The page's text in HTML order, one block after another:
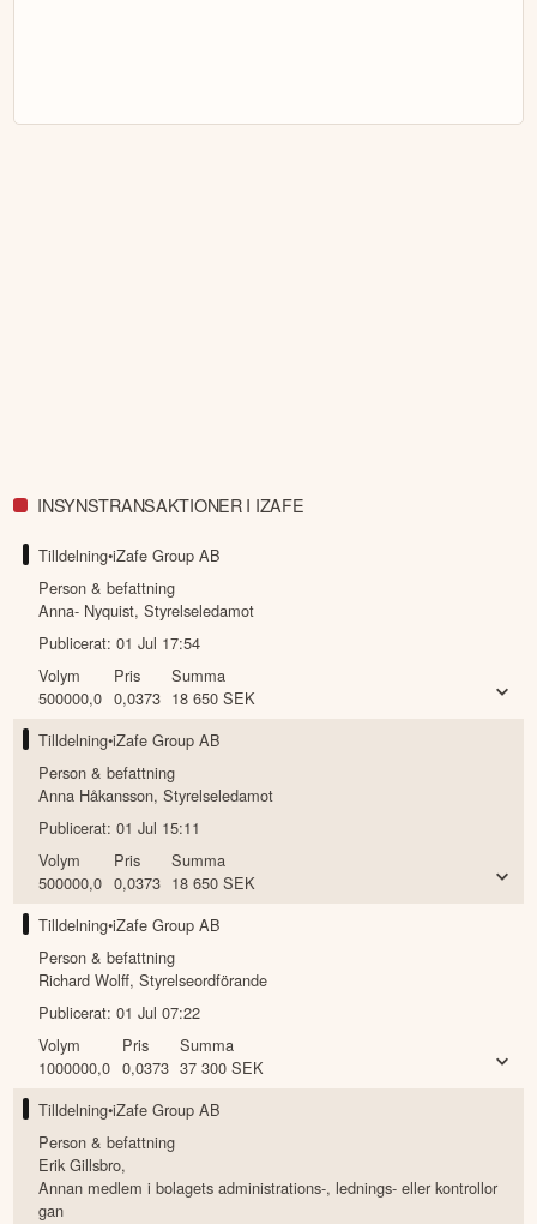
INSYNSTRANSAKTIONER I IZAFE
Tilldelning•iZafe Group AB
Person & befattning
Anna- Nyquist,Styrelseledamot
Publicerat:01 Jul 17:54
Volym
500000,0
Pris
0,0373
Summa
18 650 SEK
Tilldelning•iZafe Group AB
Person & befattning
Anna Håkansson,Styrelseledamot
Publicerat:01 Jul 15:11
Volym
500000,0
Pris
0,0373
Summa
18 650 SEK
Tilldelning•iZafe Group AB
Person & befattning
Richard Wolff,Styrelseordförande
Publicerat:01 Jul 07:22
Volym
1000000,0
Pris
0,0373
Summa
37 300 SEK
Tilldelning•iZafe Group AB
Person & befattning
Erik Gillsbro,
Annan medlem i bolagets administrations-, lednings- eller kontrollor
gan